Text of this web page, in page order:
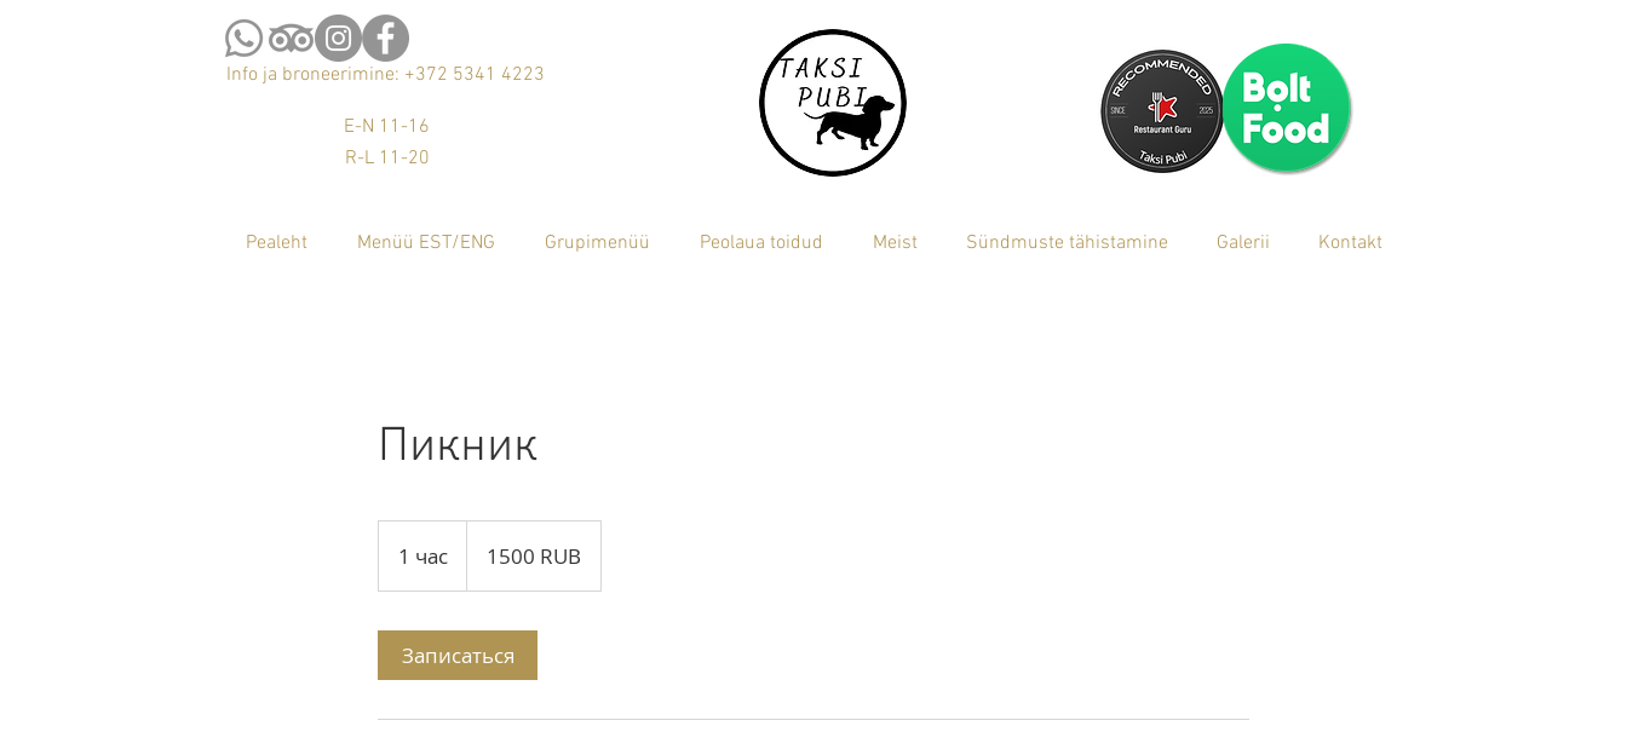
Info ja broneerimine: +372 5341 4223
Pealeht Menüü EST/ENG Grupimenüü Peolaua toidud Meist Sündmuste tähistamine Galerii Kontakt
E-N 11-16
R-L 11-20
Пикник
1 час
ч
rubla1500 RUB
Записаться